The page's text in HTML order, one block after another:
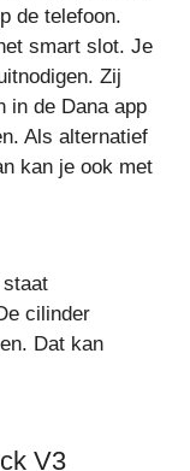
de telefoon.
smart slot. Je
Zij
in de Dana app
Als alternatief
kan je ook met
cilinder
Dat kan
V3